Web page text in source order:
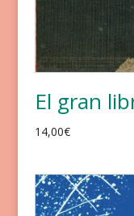
El gran
14,00€